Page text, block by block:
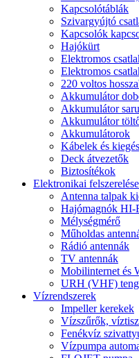
Kapcsolótáblák
Szivargyújtó
Kapcsolók
Hajókürt
Elektromos
Elektromos
220 voltos
Akkumulátor
Akkumulátor
Akkumulátor
Akkumulátorok
Kábelek és
Deck átvezetők
Biztosítékok
Elektronikai
Antenna talpak
Hajómagnók HI-
Mélységmérő
Műholdas
Rádió antennák
TV antennák
Mobilinternet és
URH (VHF)
Vízrendszerek
Impeller kerekek
Vízszűrők,
Fenékvíz
Vízpumpa